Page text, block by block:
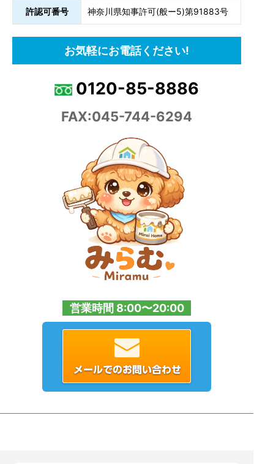
許認可番号 神奈川県知事許可(般ー5)第91883号
お気軽にお電話ください!
0120-85-8886
FAX:045-744-6294
営業時間 8:00〜20:00